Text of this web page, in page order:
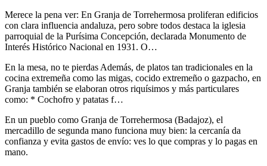
Merece la pena ver: En Granja de Torrehermosa proliferan edificios
con clara influencia andaluza, pero sobre todos destaca la iglesia
parroquial de la Purísima Concepción, declarada Monumento de
Interés Histórico Nacional en 1931. O…
En la mesa, no te pierdas Además, de platos tan tradicionales en la
cocina extremeña como las migas, cocido extremeño o gazpacho, en
Granja también se elaboran otros riquísimos y más particulares
como: * Cochofro y patatas f…
En un pueblo como Granja de Torrehermosa (Badajoz), el
mercadillo de segunda mano funciona muy bien: la cercanía da
confianza y evita gastos de envío: ves lo que compras y lo pagas en
mano.